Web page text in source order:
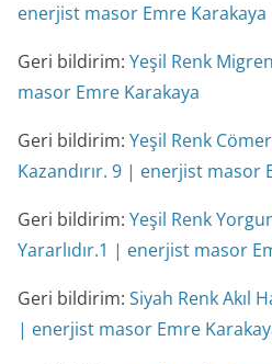
enerjist masor Emre Karakaya
Geri bildirim: Yeşil Renk
masor Emre Karakaya
Geri bildirim: Yeşil Renk
Kazandırır. 9 | enerjist masor
Geri bildirim: Yeşil Renk
Yararlıdır.1 | enerjist masor
Geri bildirim: Siyah Renk Akıl
| enerjist masor Emre